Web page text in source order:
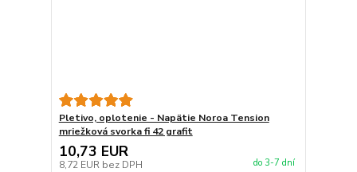
Pletivo, oplotenie - Napätie Noroa Tension
mriežková svorka fi 42 grafit
10,73 EUR
8,72 EUR bez DPH do 3-7 dní